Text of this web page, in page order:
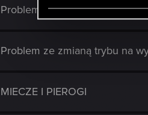
e
l
c
o
Problem z dodatkami do
Problem ze zmianą trybu na
MIECZE I PIEROGI